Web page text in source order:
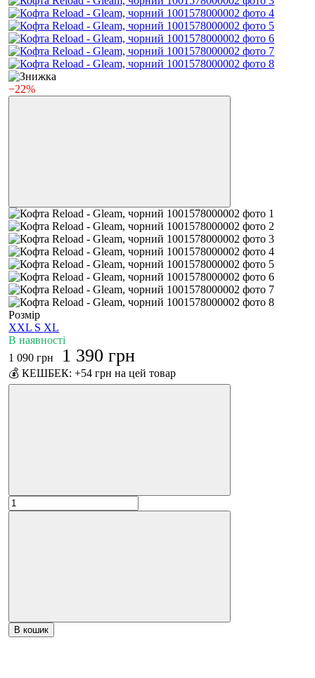
−22%
Розмір
XXL S XL
В наявності
1 090 грн
1 390 грн
💰 КЕШБЕК: +54 грн на цей товар
В кошик